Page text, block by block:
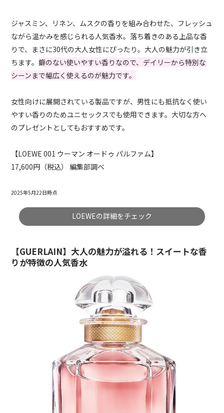
ジャスミン、リネン、ムスクの香りを組み合わせた、フレッシュ
ながら温かみを感じられる人気香水。落ち着きのある上品な香
りで、まさに30代の大人女性にぴったり。大人の魅力が引き立
ちます。癖のない使いやすい香りなので、デイリーから特別な
シーンまで幅広く使えるのが魅力です。
女性向けに展開されている製品ですが、男性にも抵抗なく使い
やすい香りのためユニセックスでも使用できます。大切な方へ
のプレゼントとしてもおすすめです。
【LOEWE 001 ウーマン オードゥ パルファム】
17,600円（税込） 編集部調べ
2025年5月22日時点
LOEWEの詳細をチェック
【GUERLAIN】大人の魅力が溢れる！スイートな香
りが特徴の人気香水